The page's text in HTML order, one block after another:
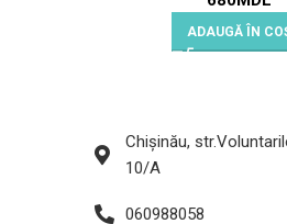
ADAUGĂ ÎN
Chișinău,
10/A
060988058